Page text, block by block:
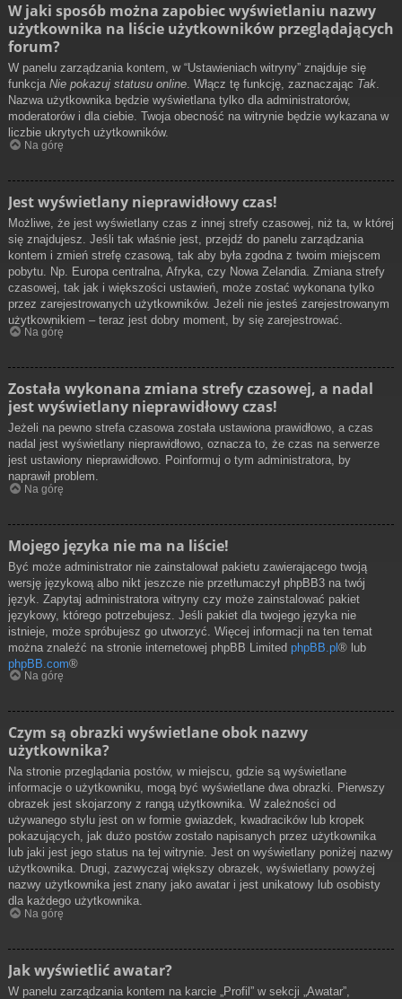
W jaki sposób można zapobiec wyświetlaniu nazwy
użytkownika na liście użytkowników przeglądających
forum?
W panelu zarządzania kontem, w “Ustawieniach witryny” znajduje się
funkcja Nie pokazuj statusu online. Włącz tę funkcję, zaznaczając Tak.
Nazwa użytkownika będzie wyświetlana tylko dla administratorów,
moderatorów i dla ciebie. Twoja obecność na witrynie będzie wykazana w
liczbie ukrytych użytkowników.
Na górę
Jest wyświetlany nieprawidłowy czas!
Możliwe, że jest wyświetlany czas z innej strefy czasowej, niż ta, w której
się znajdujesz. Jeśli tak właśnie jest, przejdź do panelu zarządzania
kontem i zmień strefę czasową, tak aby była zgodna z twoim miejscem
pobytu. Np. Europa centralna, Afryka, czy Nowa Zelandia. Zmiana strefy
czasowej, tak jak i większości ustawień, może zostać wykonana tylko
przez zarejestrowanych użytkowników. Jeżeli nie jesteś zarejestrowanym
użytkownikiem – teraz jest dobry moment, by się zarejestrować.
Na górę
Została wykonana zmiana strefy czasowej, a nadal
jest wyświetlany nieprawidłowy czas!
Jeżeli na pewno strefa czasowa została ustawiona prawidłowo, a czas
nadal jest wyświetlany nieprawidłowo, oznacza to, że czas na serwerze
jest ustawiony nieprawidłowo. Poinformuj o tym administratora, by
naprawił problem.
Na górę
Mojego języka nie ma na liście!
Być może administrator nie zainstalował pakietu zawierającego twoją
wersję językową albo nikt jeszcze nie przetłumaczył phpBB3 na twój
język. Zapytaj administratora witryny czy może zainstalować pakiet
językowy, którego potrzebujesz. Jeśli pakiet dla twojego języka nie
istnieje, może spróbujesz go utworzyć. Więcej informacji na ten temat
można znaleźć na stronie internetowej phpBB Limited phpBB.pl ® lub
phpBB.com®
Na górę
Czym są obrazki wyświetlane obok nazwy
użytkownika?
Na stronie przeglądania postów, w miejscu, gdzie są wyświetlane
informacje o użytkowniku, mogą być wyświetlane dwa obrazki. Pierwszy
obrazek jest skojarzony z rangą użytkownika. W zależności od
używanego stylu jest on w formie gwiazdek, kwadracików lub kropek
pokazujących, jak dużo postów zostało napisanych przez użytkownika
lub jaki jest jego status na tej witrynie. Jest on wyświetlany poniżej nazwy
użytkownika. Drugi, zazwyczaj większy obrazek, wyświetlany powyżej
nazwy użytkownika jest znany jako awatar i jest unikatowy lub osobisty
dla każdego użytkownika.
Na górę
Jak wyświetlić awatar?
W panelu zarządzania kontem na karcie „Profil” w sekcji „Awatar”,